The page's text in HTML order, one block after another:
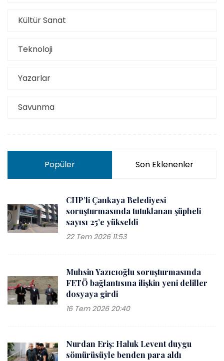
Kültür Sanat
Teknoloji
Yazarlar
Savunma
Popüler Son Eklenenler
CHP’li Çankaya Belediyesi
soruşturmasında tutuklanan şüpheli
sayısı 25’e yükseldi
22 Tem 2026 11:53
Muhsin Yazıcıoğlu soruşturmasında
FETÖ bağlantısına ilişkin yeni deliller
dosyaya girdi
16 Tem 2026 20:40
Nurdan Eriş: Haluk Levent duygu
sömürüsüyle benden para aldı